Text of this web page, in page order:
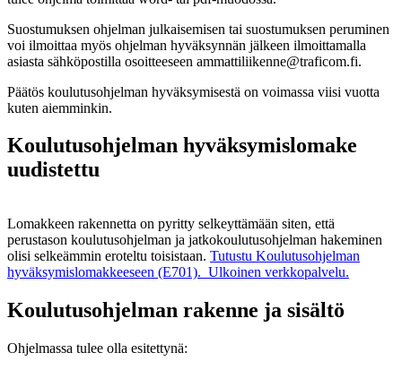
Suostumuksen ohjelman julkaisemisen tai suostumuksen peruminen
voi ilmoittaa myös ohjelman hyväksynnän jälkeen ilmoittamalla
asiasta sähköpostilla osoitteeseen ammattiliikenne@traficom.fi.
Päätös koulutusohjelman hyväksymisestä on voimassa viisi vuotta
kuten aiemminkin.
Koulutusohjelman hyväksymislomake
uudistettu
Lomakkeen rakennetta on pyritty selkeyttämään siten, että
perustason koulutusohjelman ja jatkokoulutusohjelman hakeminen
olisi selkeämmin eroteltu toisistaan. Tutustu Koulutusohjelman
hyväksymislomakkeeseen (E701). Ulkoinen verkkopalvelu.
Koulutusohjelman rakenne ja sisältö
Ohjelmassa tulee olla esitettynä: